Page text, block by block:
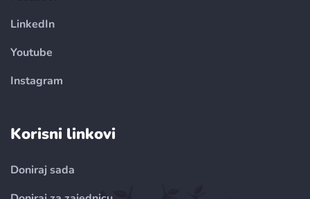
LinkedIn
Youtube
Instagram
Korisni linkovi
Doniraj sada